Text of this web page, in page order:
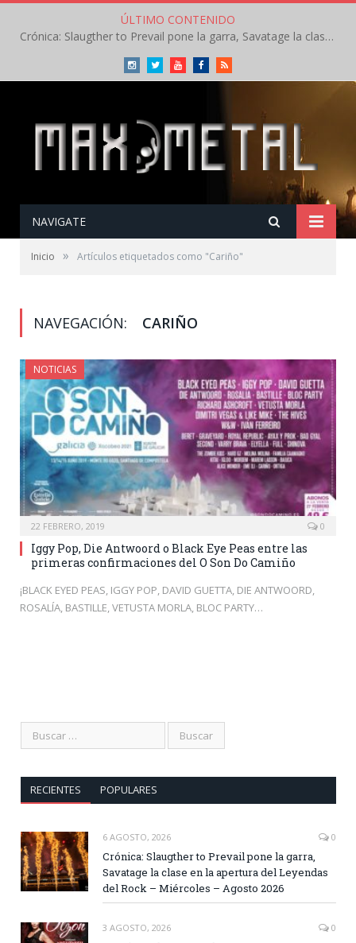
ÚLTIMO CONTENIDO
Crónica: Slaugther to Prevail pone la garra, Savatage la clase en la apertura del Leyendas del Rock – Miércoles – Agosto 2026
InstagramTwitterYoutubeFacebookRSS
NAVIGATE
Inicio » Artículos etiquetados como "Cariño"
NAVEGACIÓN: CARIÑO
NOTICIAS
22 FEBRERO, 2019 0
Iggy Pop, Die Antwoord o Black Eye Peas entre las
primeras confirmaciones del O Son Do Camiño
¡BLACK EYED PEAS, IGGY POP, DAVID GUETTA, DIE ANTWOORD,
ROSALÍA, BASTILLE, VETUSTA MORLA, BLOC PARTY…
RECIENTES POPULARES
6 AGOSTO, 2026 0
Crónica: Slaugther to Prevail pone la garra,
Savatage la clase en la apertura del Leyendas
del Rock – Miércoles – Agosto 2026
3 AGOSTO, 2026 0